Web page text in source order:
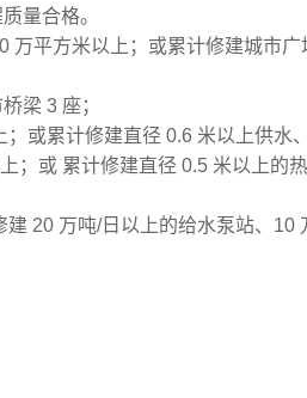
量合格。
万平方米以上；或累计修建城市广
梁 3 座；
或累计修建直径 0.6 米以上供水
；或 累计修建直径 0.5 米以上的
建 20 万吨/日以上的给水泵站、10